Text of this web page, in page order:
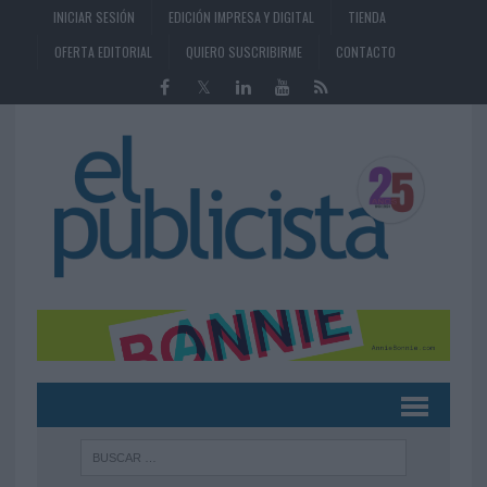
INICIAR SESIÓN EDICIÓN IMPRESA Y DIGITAL
TIENDA
OFERTA EDITORIAL
QUIERO SUSCRIBIRME CONTACTO